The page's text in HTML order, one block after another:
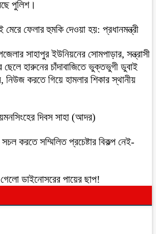
পুলিশ।
মেরে ফেলার হুমকি দেওয়া হয়: প্রধানমন্ত্রী
সাহাপুর ইউনিয়নের সোমপাড়ার, সন্ত্রাসী
ছেলে হারুনের চাঁদাবাজিতে ভুক্তভুগী ডুবাই
করতে গিয়ে হামলার শিকার স্থানীয়
দিবস সাহা (আদর)
সচল করতে সম্মিলিত প্রচেষ্টার বিকল্প নেই-
ডাইনোসরের পায়ের ছাপ!